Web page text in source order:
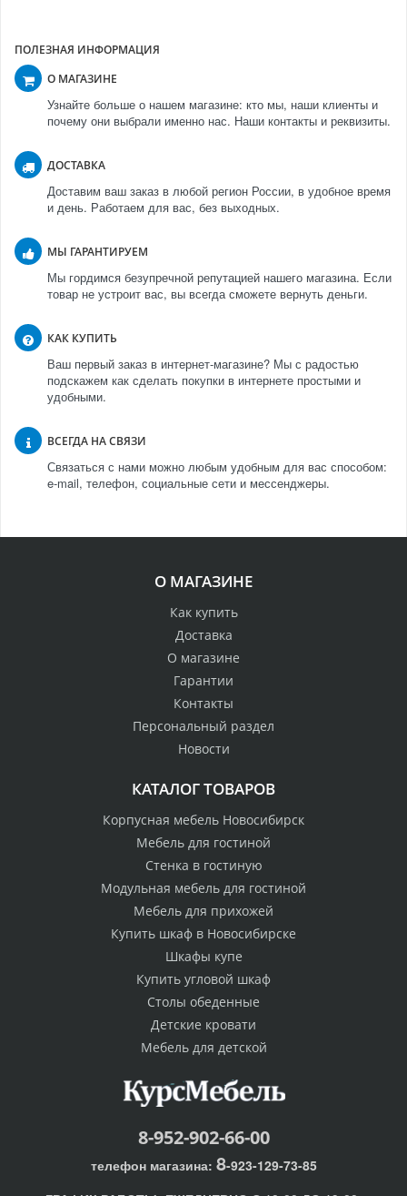
ПОЛЕЗНАЯ ИНФОРМАЦИЯ
О МАГАЗИНЕ
Узнайте больше о нашем магазине: кто мы, наши клиенты и
почему они выбрали именно нас. Наши контакты и реквизиты.
ДОСТАВКА
Доставим ваш заказ в любой регион России, в удобное время
и день. Работаем для вас, без выходных.
МЫ ГАРАНТИРУЕМ
Мы гордимся безупречной репутацией нашего магазина. Если
товар не устроит вас, вы всегда сможете вернуть деньги.
КАК КУПИТЬ
Ваш первый заказ в интернет-магазине? Мы с радостью
подскажем как сделать покупки в интернете простыми и
удобными.
ВСЕГДА НА СВЯЗИ
Связаться с нами можно любым удобным для вас способом:
e-mail, телефон, социальные сети и мессенджеры.
О МАГАЗИНЕ
Как купить
Доставка
О магазине
Гарантии
Контакты
Персональный раздел
Новости
КАТАЛОГ ТОВАРОВ
Корпусная мебель Новосибирск
Мебель для гостиной
Стенка в гостиную
Модульная мебель для гостиной
Мебель для прихожей
Купить шкаф в Новосибирске
Шкафы купе
Купить угловой шкаф
Столы обеденные
Детские кровати
Мебель для детской
8-952-902-66-00
телефон магазина: 8-923-129-73-85